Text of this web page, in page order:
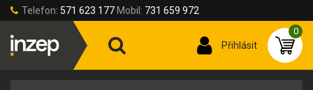
Telefon: 571 623 177 Mobil: 731 659 972
Přihlásit
0